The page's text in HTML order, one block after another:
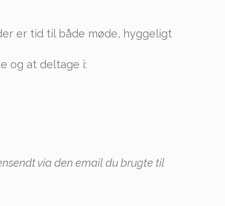
er tid til både møde, hyggeligt
og at deltage i:
via den email du brugte til